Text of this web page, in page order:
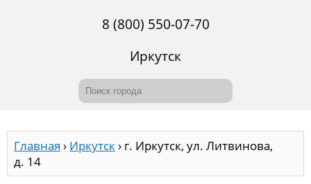
8 (800) 550-07-70
Иркутск
Главная › Иркутск› г. Иркутск, ул. Литвинова,
д. 14